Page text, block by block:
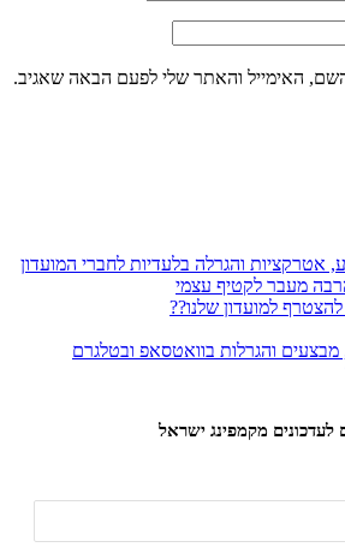
האימייל והאתר שלי לפעם הבאה שאגיב.
אטרקציות והגרלה בלעדיות לחברי המועדון
מעבר לקטיף עצמי
למועדון שלנו??
מבצעים והגרלות בוואטסאפ ובטלגרם